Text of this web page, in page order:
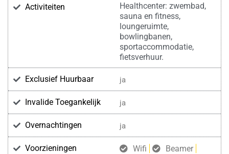
Activiteiten
Healthcenter: zwembad,
sauna en fitness,
loungeruimte,
bowlingbanen,
sportaccommodatie,
fietsverhuur.
Exclusief Huurbaar ja
Invalide Toegankelijk ja
Overnachtingen ja
Voorzieningen Wifi
Beamer